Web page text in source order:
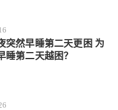
突然早睡第二天更困 为
睡第二天越困？